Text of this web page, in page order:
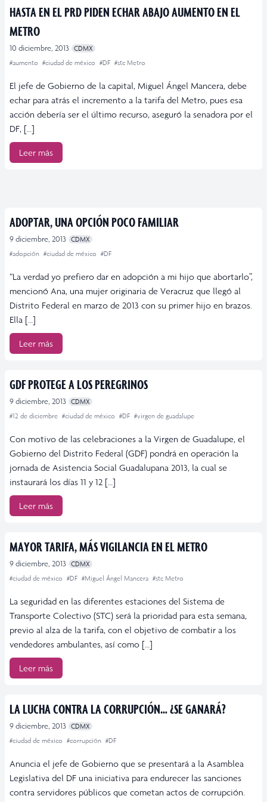
HASTA EN EL PRD PIDEN ECHAR ABAJO AUMENTO EN EL
METRO
10 diciembre, 2013 CDMX
#aumento #ciudad de méxico #DF #stc Metro
El jefe de Gobierno de la capital, Miguel Ángel Mancera, debe
echar para atrás el incremento a la tarifa del Metro, pues esa
acción debería ser el último recurso, aseguró la senadora por el
DF, […]
Leer más
ADOPTAR, UNA OPCIÓN POCO FAMILIAR
9 diciembre, 2013 CDMX
#adopción #ciudad de méxico #DF
“La verdad yo prefiero dar en adopción a mi hijo que abortarlo”,
mencionó Ana, una mujer originaria de Veracruz que llegó al
Distrito Federal en marzo de 2013 con su primer hijo en brazos.
Ella […]
Leer más
GDF PROTEGE A LOS PEREGRINOS
9 diciembre, 2013 CDMX
#12 de diciembre #ciudad de méxico #DF #virgen de guadalupe
Con motivo de las celebraciones a la Virgen de Guadalupe, el
Gobierno del Distrito Federal (GDF) pondrá en operación la
jornada de Asistencia Social Guadalupana 2013, la cual se
instaurará los días 11 y 12 […]
Leer más
MAYOR TARIFA, MÁS VIGILANCIA EN EL METRO
9 diciembre, 2013 CDMX
#ciudad de méxico #DF #Miguel Ángel Mancera #stc Metro
La seguridad en las diferentes estaciones del Sistema de
Transporte Colectivo (STC) será la prioridad para esta semana,
previo al alza de la tarifa, con el objetivo de combatir a los
vendedores ambulantes, así como […]
Leer más
LA LUCHA CONTRA LA CORRUPCIÓN… ¿SE GANARÁ?
9 diciembre, 2013 CDMX
#ciudad de méxico #corrupción #DF
Anuncia el jefe de Gobierno que se presentará a la Asamblea
Legislativa del DF una iniciativa para endurecer las sanciones
contra servidores públicos que cometan actos de corrupción.